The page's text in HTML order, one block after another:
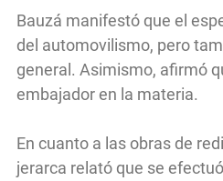
Bauzá manifestó que el
del automovilismo, pero
general. Asimismo, afirmó
embajador en la materia.
En cuanto a las obras de
jerarca relató que se